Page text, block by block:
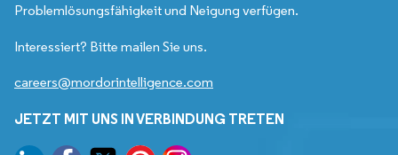
Problemlösungsfähigkeit und Neigung verfügen.
Interessiert? Bitte mailen Sie uns.
careers@mordorintelligence.com
JETZT MIT UNS IN VERBINDUNG TRETEN